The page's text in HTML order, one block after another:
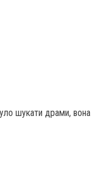
шукати драми, вона